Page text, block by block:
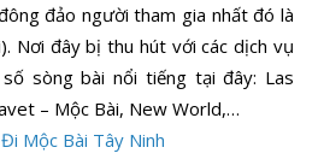
đảo người tham gia nhất đó là
Nơi đây bị thu hút với các dịch vụ
sòng bài nổi tiếng tại đây: Las
– Mộc Bài, New World,…
Mộc Bài Tây Ninh